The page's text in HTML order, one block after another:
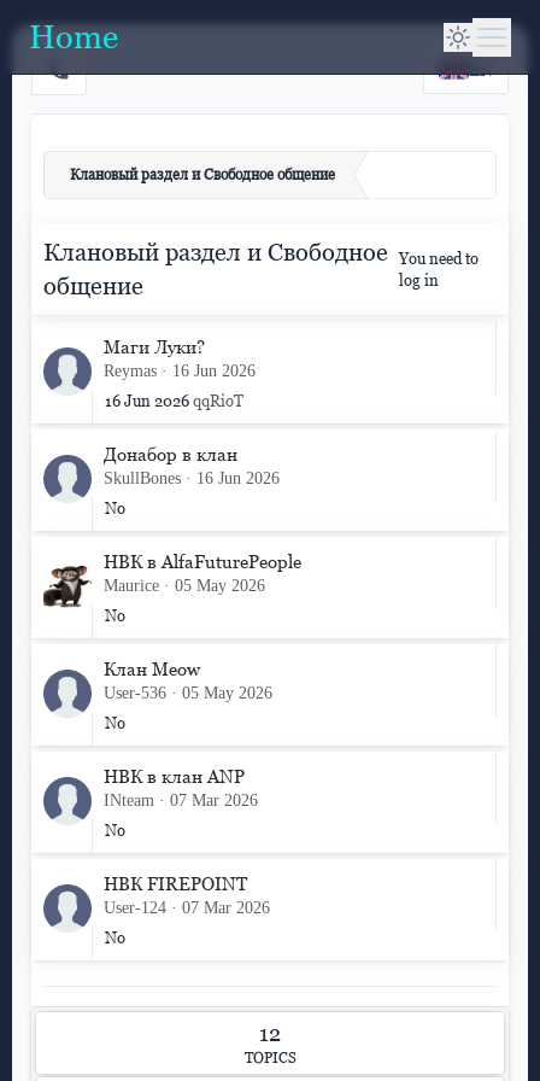
Home
EN
Клановый раздел и Свободное общение
Клановый раздел и Свободное
общение
You need to
log in
Маги Луки?
Reymas 16 Jun 2026
16 Jun 2026qqRioT
Донабор в клан
SkullBones 16 Jun 2026
No
НВК в AlfaFuturePeople
Maurice 05 May 2026
No
Клан Meow
User-536 05 May 2026
No
НВК в клан АNP
INteam 07 Mar 2026
No
НВК FIREPOINT
User-124 07 Mar 2026
No
12
TOPICS